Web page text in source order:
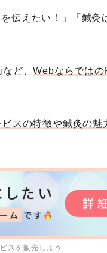
伝えたい！」「鍼灸
など、Webならでは
スの特徴や鍼灸の魅
スを販売しよう